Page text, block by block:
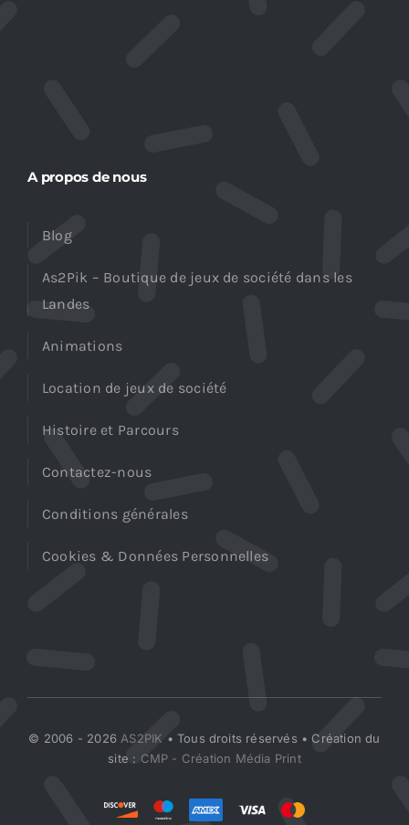
A propos de nous
Blog
As2Pik – Boutique de jeux de société dans les
Landes
Animations
Location de jeux de société
Histoire et Parcours
Contactez-nous
Conditions générales
Cookies & Données Personnelles
© 2006 - 2026 AS2PIK • Tous droits réservés • Création du
site : CMP - Création Média Print